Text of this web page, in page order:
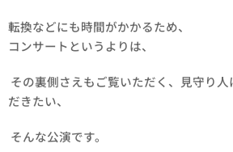
転換などにも時間がかかるため、
コンサートというよりは、
その裏側さえもご覧いただく、見守り
だきたい、
そんな公演です。